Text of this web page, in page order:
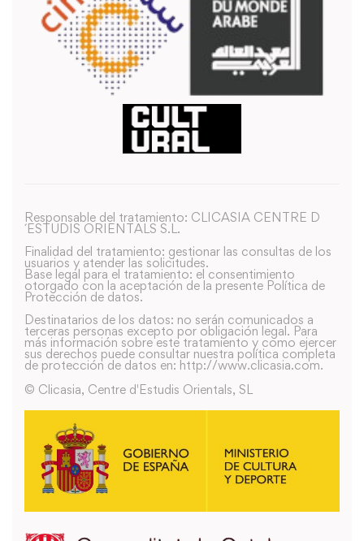
Responsable del tratamiento: CLICASIA CENTRE D
´ESTUDIS ORIENTALS S.L.
Finalidad del tratamiento: gestionar las consultas de los
usuarios y atender las solicitudes.
Base legal para el tratamiento: el consentimiento
otorgado con la aceptación de la presente Política de
Protección de datos.
Destinatarios de los datos: no serán comunicados a
terceras personas excepto por obligación legal. Para
más información sobre este tratamiento y como ejercer
sus derechos puede consultar nuestra política completa
de protección de datos en: http://www.clicasia.com.
© Clicasia, Centre d'Estudis Orientals, SL